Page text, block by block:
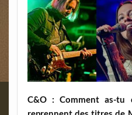
C&O : Comment as-tu